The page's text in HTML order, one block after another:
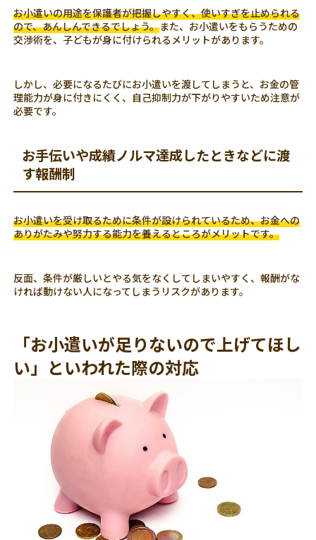
お小遣いの用途を保護者が把握しやすく、使いすぎを止められる
ので、あんしんできるでしょう。また、お小遣いをもらうための
交渉術を、子どもが身に付けられるメリットがあります。
しかし、必要になるたびにお小遣いを渡してしまうと、お金の管
理能力が身に付きにくく、自己抑制力が下がりやすいため注意が
必要です。
お手伝いや成績ノルマ達成したときなどに渡
す報酬制
お小遣いを受け取るために条件が設けられているため、お金への
ありがたみや努力する能力を養えるところがメリットです。
反面、条件が厳しいとやる気をなくしてしまいやすく、報酬がな
ければ動けない人になってしまうリスクがあります。
「お小遣いが足りないので上げてほし
い」といわれた際の対応